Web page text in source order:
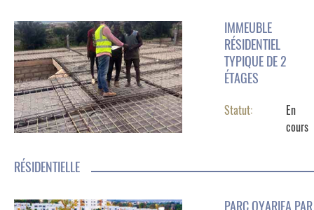
IMMEUBLE
RÉSIDENTIEL
TYPIQUE DE 2
ÉTAGES
Statut:
En
cours
RÉSIDENTIELLE